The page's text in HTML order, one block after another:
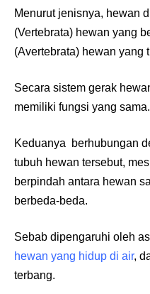
Menurut jenisnya, hewan
(Vertebrata) hewan yang
(Avertebrata) hewan yang
Secara sistem gerak
memiliki fungsi yang sama.
Keduanya berhubungan
tubuh hewan tersebut,
berpindah antara hewan
berbeda-beda.
Sebab dipengaruhi oleh
hewan yang hidup di air,
terbang.